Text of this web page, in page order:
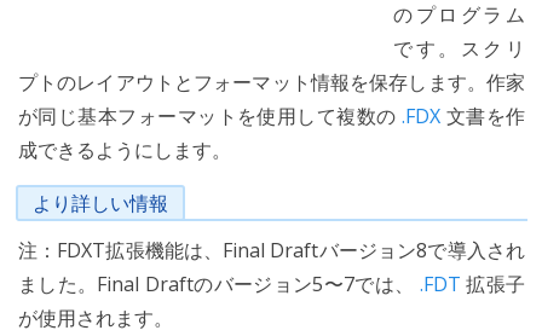
のプログラム
です。スクリ
プトのレイアウトとフォーマット情報を保存します。作家
が同じ基本フォーマットを使用して複数の.FDX 文書を作
成できるようにします。
より詳しい情報
注：FDXT拡張機能は、Final Draftバージョン8で導入され
ました。Final Draftのバージョン5〜7では、 .FDT 拡張子
が使用されます。